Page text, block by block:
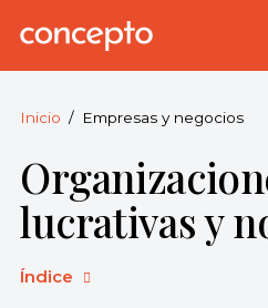
Concepto.
derechos
reservados.
Inicio Empresas y negocios
lucrativas y
Índice